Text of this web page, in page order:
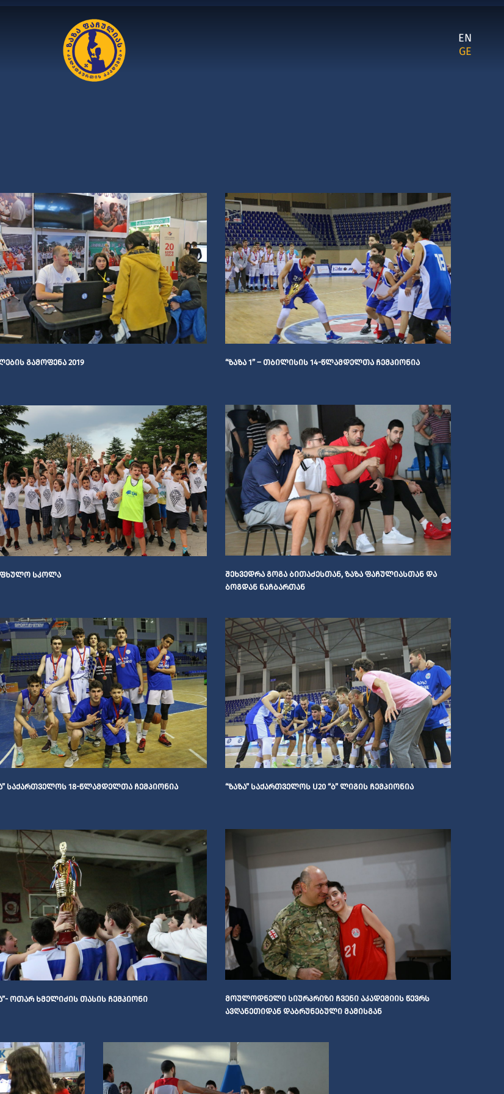
EN
GE
ᲒᲐᲛᲝᲤᲔᲜᲐ 2019 “ᲖᲐᲖᲐ 1” – ᲗᲑᲘᲚᲘᲡᲘᲡ 14-ᲬᲚᲐᲛᲓᲔᲚᲗᲐ ᲩᲔᲛᲞᲘᲝᲜᲘᲐ
ᲡᲙᲝᲚᲐ
ᲨᲔᲮᲕᲔᲓᲠᲐ ᲒᲝᲒᲐ ᲑᲘᲗᲐᲫᲔᲡᲗᲐᲜ, ᲖᲐᲖᲐ ᲤᲐᲩᲣᲚᲘᲐᲡᲗᲐᲜ ᲓᲐ
ᲑᲝᲒᲓᲐᲜ ᲜᲐᲩᲑᲐᲠᲗᲐᲜ
ᲡᲐᲥᲐᲠᲗᲕᲔᲚᲝᲡ 18-ᲬᲚᲐᲛᲓᲔᲚᲗᲐ ᲩᲔᲛᲞᲘᲝᲜᲘᲐ “ᲖᲐᲖᲐ” ᲡᲐᲥᲐᲠᲗᲕᲔᲚᲝᲡ U20 “Ბ” ᲚᲘᲒᲘᲡ ᲩᲔᲛᲞᲘᲝᲜᲘᲐ
ᲝᲗᲐᲠ ᲮᲛᲔᲚᲘᲫᲘᲡ ᲗᲐᲡᲘᲡ ᲩᲔᲛᲞᲘᲝᲜᲘ
ᲛᲝᲣᲚᲝᲓᲜᲔᲚᲘ ᲡᲘᲣᲠᲞᲠᲘᲖᲘ ᲩᲕᲔᲜᲘ ᲐᲙᲐᲓᲔᲛᲘᲘᲡ ᲬᲔᲕᲠᲡ
ᲐᲕᲦᲐᲜᲔᲗᲘᲓᲐᲜ ᲓᲐᲑᲠᲣᲜᲔᲑᲣᲚᲘ ᲛᲐᲛᲘᲡᲒᲐᲜ